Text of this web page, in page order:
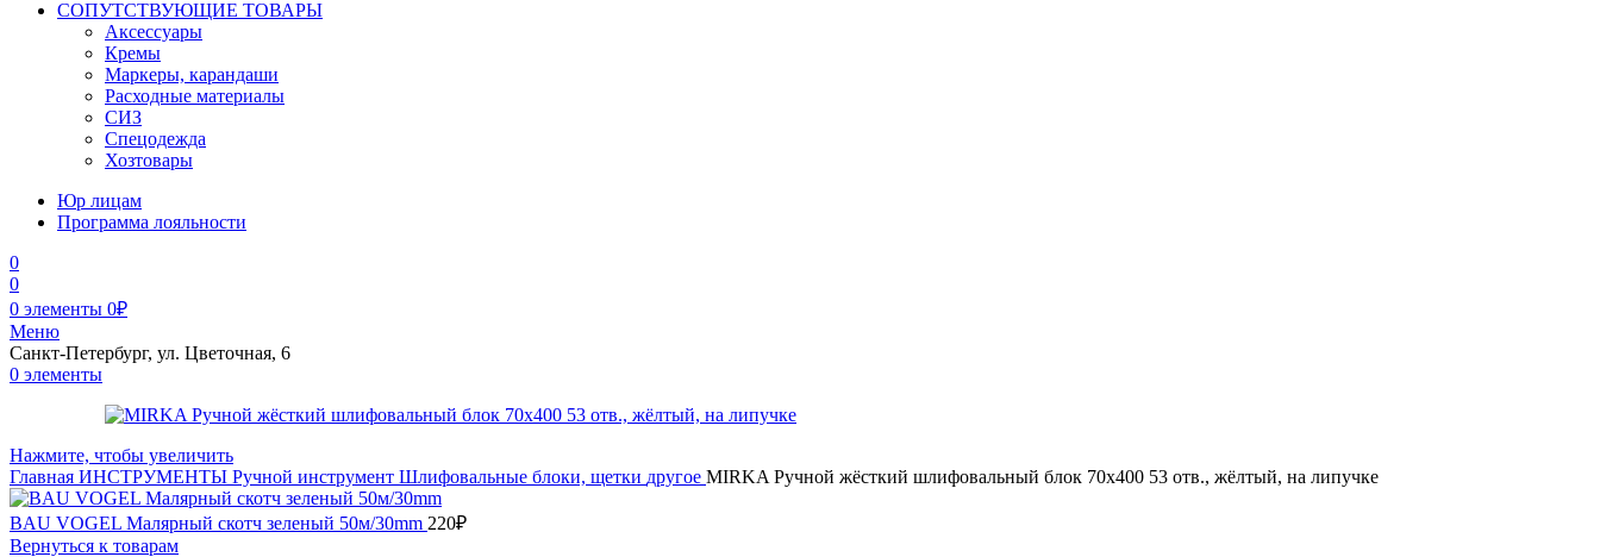
СОПУТСТВУЮЩИЕ ТОВАРЫ
Аксессуары
Кремы
Маркеры, карандаши
Расходные материалы
СИЗ
Спецодежда
Хозтовары
Юр лицам
Программа лояльности
0
0
0 элементы 0₽
Меню
Санкт-Петербург, ул. Цветочная, 6
0 элементы
Нажмите, чтобы увеличить
Главная ИНСТРУМЕНТЫ Ручной инструмент Шлифовальные блоки, щетки другое MIRKA Ручной жёсткий шлифовальный блок 70х400 53 отв., жёлтый, на липучке
BAU VOGEL Малярный скотч зеленый 50м/30mm 220₽
Вернуться к товарам